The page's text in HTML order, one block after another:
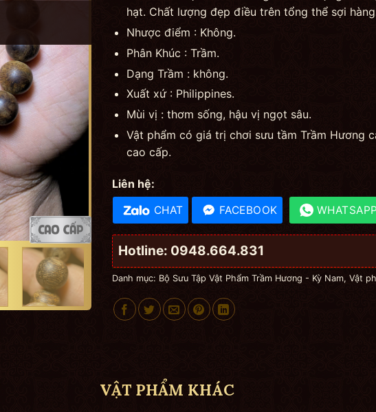
hạt. Chất lượng đẹp điều trên tổng thể sợi
Nhược điểm : Không.
Phân Khúc : Trầm.
Dạng Trầm : không.
Xuất xứ : Philippines.
Mùi vị : thơm sống, hậu vị ngọt sâu.
Vật phẩm có giá trị chơi sưu tầm Trầm Hương
cao cấp.
Liên hệ:
CHAT FACEBOOK WHATSAPP
Hotline: 0948.664.831
Danh mục: Bộ Sưu Tập Vật Phẩm Trầm Hương - Kỳ Nam, Vật
VẬT PHẨM KHÁC